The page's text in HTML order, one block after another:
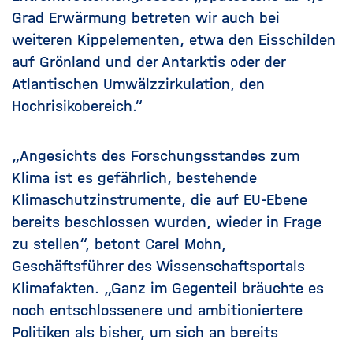
Grad Erwärmung betreten wir auch bei
weiteren Kippelementen, etwa den Eisschilden
auf Grönland und der Antarktis oder der
Atlantischen Umwälzzirkulation, den
Hochrisikobereich.“
„Angesichts des Forschungsstandes zum
Klima ist es gefährlich, bestehende
Klimaschutzinstrumente, die auf EU-Ebene
bereits beschlossen wurden, wieder in Frage
zu stellen“, betont Carel Mohn,
Geschäftsführer des Wissenschaftsportals
Klimafakten. „Ganz im Gegenteil bräuchte es
noch entschlossenere und ambitioniertere
Politiken als bisher, um sich an bereits